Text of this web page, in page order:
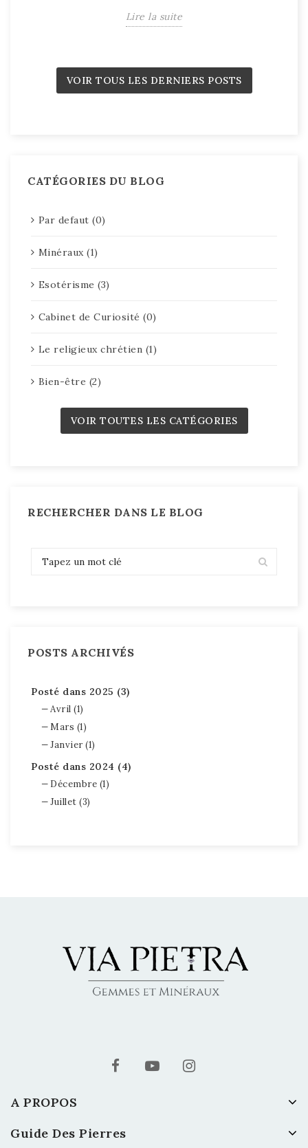
Lire la suite
VOIR TOUS LES DERNIERS POSTS
CATÉGORIES DU BLOG
Par defaut (0)
Minéraux (1)
Esotérisme (3)
Cabinet de Curiosité (0)
Le religieux chrétien (1)
Bien-être (2)
VOIR TOUTES LES CATÉGORIES
RECHERCHER DANS LE BLOG
POSTS ARCHIVÉS
Posté dans 2025 (3)
Avril (1)
Mars (1)
Janvier (1)
Posté dans 2024 (4)
Décembre (1)
Juillet (3)
A PROPOS
Guide Des Pierres